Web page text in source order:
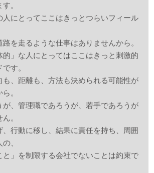
。
人にとってここはきっとつらいフィール
を走るような仕事はありませんから。
的」な人にとってはここはきっと刺激的
す。
も、距離も、方法も決められる可能性が
。
が、管理職であろうが、若手であろうが
。
、行動に移し、結果に責任を持ち、周囲
、
と」を制限する会社でないことは約束で